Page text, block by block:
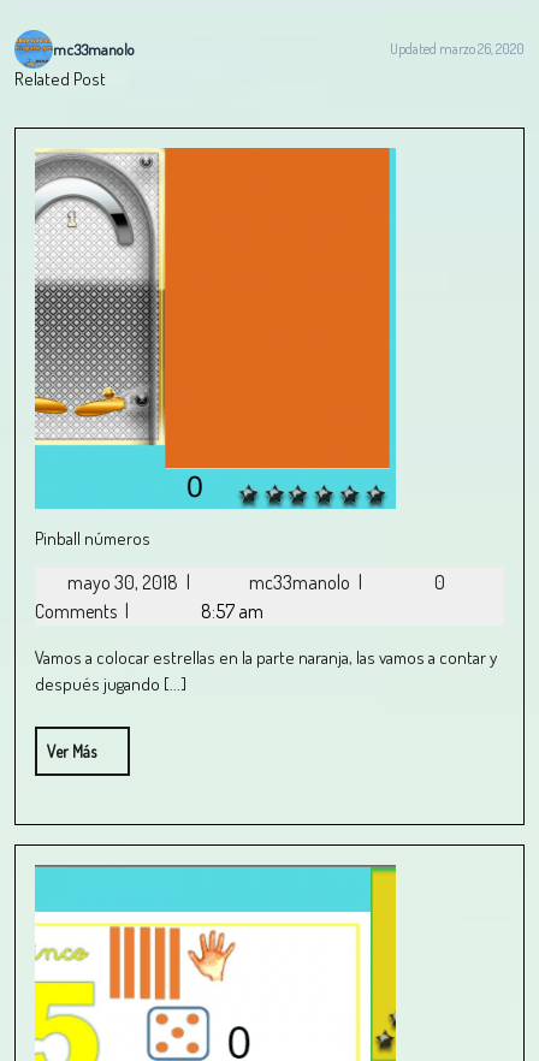
mc33manolo Updated marzo 26, 2020
Related Post
Pinball números
mayo 30, 2018 mc33manolo
0
Comments
8:57 am
Vamos a colocar estrellas en la parte naranja, las vamos a contar y
después jugando [...]
Ver Más